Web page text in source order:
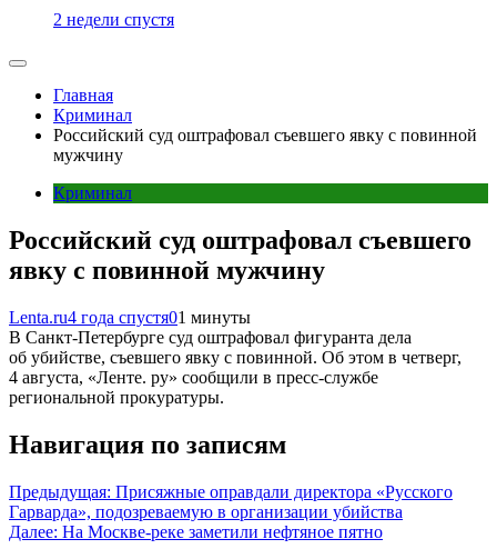
2 недели спустя
Главная
Криминал
Российский суд оштрафовал съевшего явку с повинной
мужчину
Криминал
Российский суд оштрафовал съевшего
явку с повинной мужчину
Lenta.ru4 года спустя01 минуты
В Санкт-Петербурге суд оштрафовал фигуранта дела
об убийстве, съевшего явку с повинной. Об этом в четверг,
4 августа, «Ленте. ру» сообщили в пресс-службе
региональной прокуратуры.
Навигация по записям
Предыдущая: Присяжные оправдали директора «Русского
Гарварда», подозреваемую в организации убийства
Далее: На Москве-реке заметили нефтяное пятно